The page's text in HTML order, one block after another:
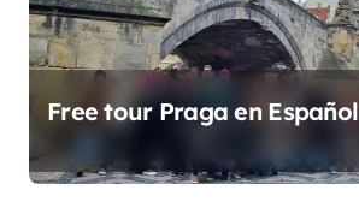
Free tour Praga en Español